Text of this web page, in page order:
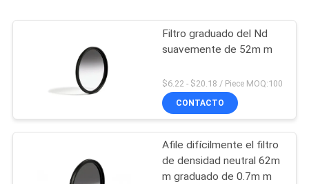
Filtro graduado del Nd
suavemente de 52m m
$6.22 - $20.18 / Piece MOQ:100
CONTACTO
Afile difícilmente el filtro
de densidad neutral 62m
m graduado de 0.7m m